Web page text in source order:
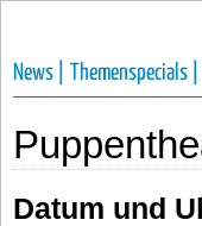
News | Themenspecials |
Datum und